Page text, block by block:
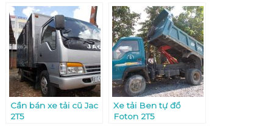
Cần bán xe tải cũ Jac
2T5
Xe tải Ben tự đổ
Foton 2T5